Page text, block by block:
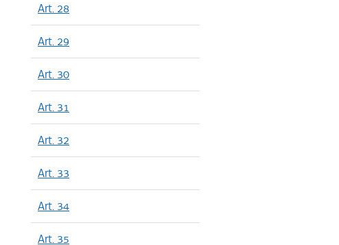
Art. 28
Art. 29
Art. 30
Art. 31
Art. 32
Art. 33
Art. 34
Art. 35